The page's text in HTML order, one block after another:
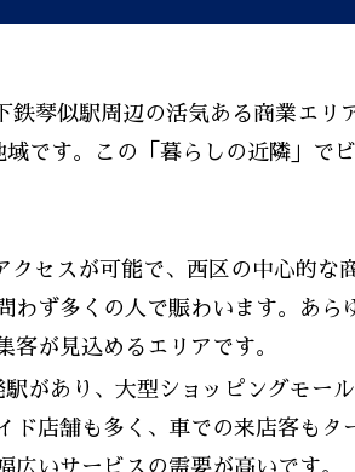
琴似駅周辺の活気ある商業エリ
です。この「暮らしの近隣」で
クセスが可能で、西区の中心的な
わず多くの人で賑わいます。あら
客が見込めるエリアです。
があり、大型ショッピングモー
店舗も多く、車での来店客もタ
広いサービスの需要が高いです。